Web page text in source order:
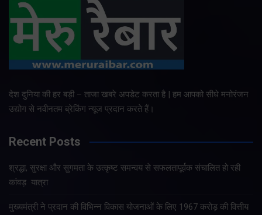
देश दुनिया की हर बड़ी – ताजा खबरे अपडेट करता है | हम आपको सीधे मनोरंजन
उद्योग से नवीनतम ब्रेकिंग न्यूज प्रदान करते हैं।
Recent Posts
श्रद्धा, सुरक्षा और सुगमता के उत्कृष्ट समन्वय से सफलतापूर्वक संचालित हो रही
कांवड़ यात्रा
मुख्यमंत्री ने प्रदान की विभिन्न विकास योजनाओं के लिए 1967 करोड़ की वित्तीय